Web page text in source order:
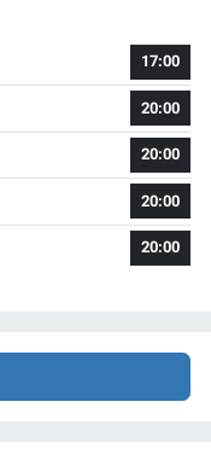
17:00
20:00
20:00
20:00
20:00